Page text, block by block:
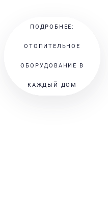
ПОДРОБНЕЕ:
ОТОПИТЕЛЬНОЕ
ОБОРУДОВАНИЕ В
КАЖДЫЙ ДОМ